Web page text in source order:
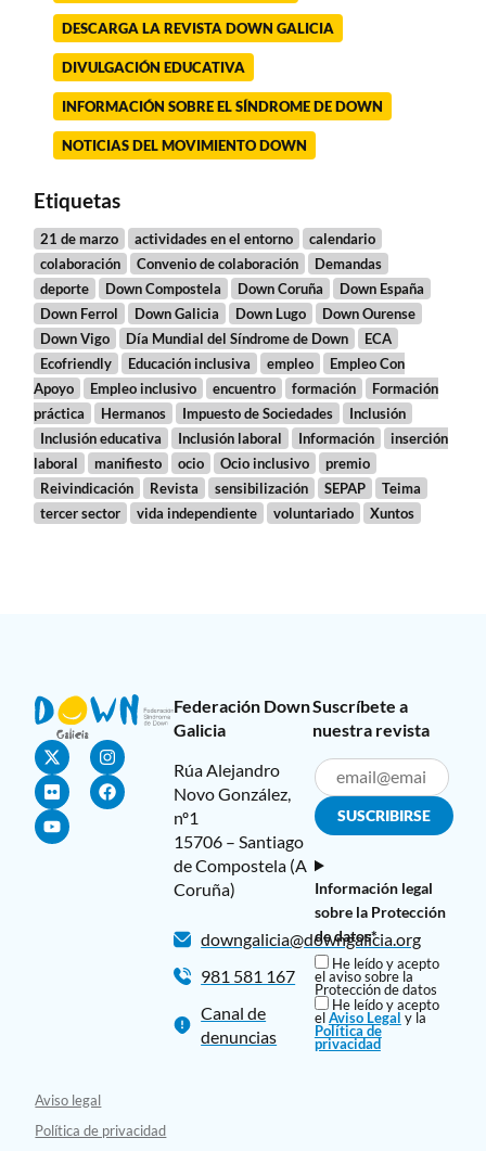
DESCARGA LA REVISTA DOWN GALICIA
DIVULGACIÓN EDUCATIVA
INFORMACIÓN SOBRE EL SÍNDROME DE DOWN
NOTICIAS DEL MOVIMIENTO DOWN
Etiquetas
21 de marzo actividades en el entorno
calendario
colaboración
Convenio de colaboración
Demandas
deporte
Down Compostela Down Coruña
Down España
Down Ferrol
Down Galicia Down Lugo
Down Ourense
Down Vigo
Día Mundial del Síndrome de Down
ECA
Ecofriendly
Educación inclusiva empleo
Empleo Con
Apoyo
Empleo inclusivo encuentro formación
Formación
práctica
Hermanos Impuesto de Sociedades
Inclusión
Inclusión educativa
Inclusión laboral Información
inserción
laboral
manifiesto ocio Ocio inclusivo
premio
Reivindicación
Revista sensibilización SEPAP
Teima
tercer sector
vida independiente voluntariado Xuntos
Federación Down
Galicia
Rúa Alejandro
Novo González,
nº1
15706 – Santiago
de Compostela (A
Coruña)
downgalicia@downgalicia.org
981 581 167
Canal de
denuncias
Suscríbete a
nuestra revista
Información legal
sobre la Protección
de datos*
He leído y acepto
el aviso sobre la
Protección de datos
He leído y acepto
elAviso Legal y la
Política de
privacidad
Aviso legal
Política de privacidad